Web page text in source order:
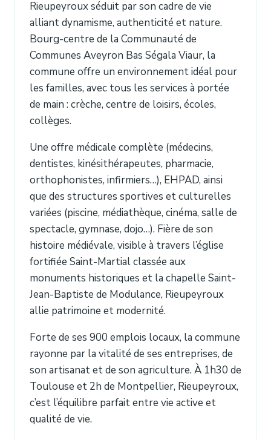
Rieupeyroux séduit par son cadre de vie
alliant dynamisme, authenticité et nature.
Bourg-centre de la Communauté de
Communes Aveyron Bas Ségala Viaur, la
commune offre un environnement idéal pour
les familles, avec tous les services à portée
de main : crèche, centre de loisirs, écoles,
collèges.
Une offre médicale complète (médecins,
dentistes, kinésithérapeutes, pharmacie,
orthophonistes, infirmiers…), EHPAD, ainsi
que des structures sportives et culturelles
variées (piscine, médiathèque, cinéma, salle de
spectacle, gymnase, dojo…). Fière de son
histoire médiévale, visible à travers l’église
fortifiée Saint-Martial classée aux
monuments historiques et la chapelle Saint-
Jean-Baptiste de Modulance, Rieupeyroux
allie patrimoine et modernité.
Forte de ses 900 emplois locaux, la commune
rayonne par la vitalité de ses entreprises, de
son artisanat et de son agriculture. À 1h30 de
Toulouse et 2h de Montpellier, Rieupeyroux,
c’est l’équilibre parfait entre vie active et
qualité de vie.